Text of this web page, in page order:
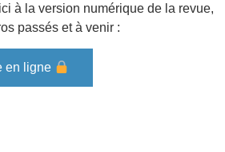
à la version numérique de la revue,
passés et à venir :
en ligne